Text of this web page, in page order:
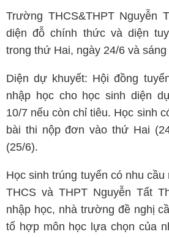
Trường THCS&THPT Nguyễn
diện đỗ chính thức và diện
trong thứ Hai, ngày 24/6 và
Diện dự khuyết: Hội đồng
nhập học cho học sinh diện
10/7 nếu còn chỉ tiêu. Học sinh
bài thi nộp đơn vào thứ Hai
(25/6).
Học sinh trúng tuyển có nhu
THCS và THPT Nguyễn Tất
nhập học, nhà trường đề nghị
tổ hợp môn học lựa chọn của